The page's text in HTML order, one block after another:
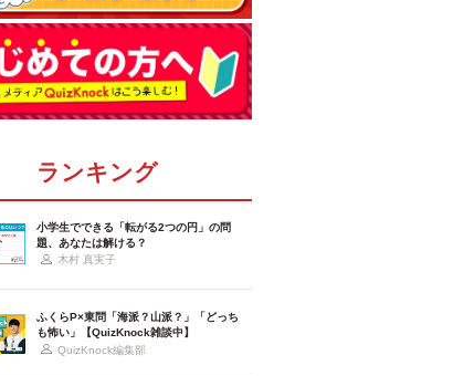
ランキング
小学生でできる「転がる2つの円」の問
題、あなたは解ける？
木村 真実子
ふくらP×東問「海派？山派？」「どっち
も怖い」【QuizKnock雑談中】
QuizKnock編集部